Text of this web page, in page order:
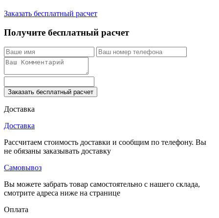
Заказать бесплатный расчет
Получите бесплатный расчет
Заказать бесплатный расчет
Доставка
Доставка
Рассчитаем стоимость доставки и сообщим по телефону. Вы
не обязаны заказывать доставку
Самовывоз
Вы можете забрать товар самостоятельно с нашего склада,
смотрите адреса ниже на странице
Оплата